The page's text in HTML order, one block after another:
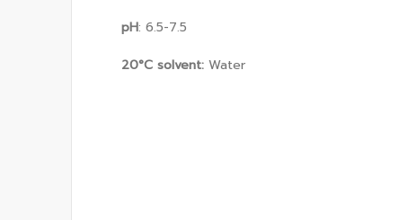
pH: 6.5-7.5
20°C solvent: Water